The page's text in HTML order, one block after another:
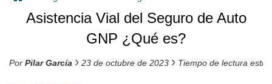
Asistencia Vial del Seguro de Auto
GNP ¿Qué es?
Por Pilar García › 23 de octubre de 2023 › Tiempo de lectura